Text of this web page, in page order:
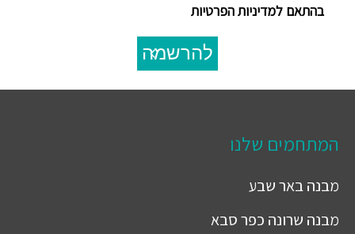
בהתאם למדיניות הפרטיות
להרשמה
המתחמים שלנו
מבנהבאר שבע
מבנה שרונה כפר סבא